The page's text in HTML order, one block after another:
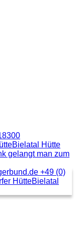
Bielatal Hütte
gelangt man zum
+49 (0)
HütteBielatal